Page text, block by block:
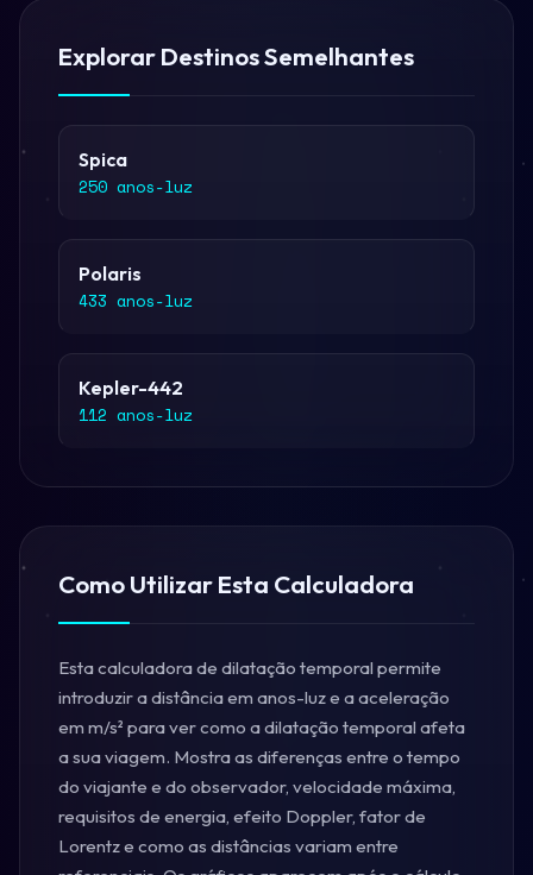
Explorar Destinos Semelhantes
Spica
250 anos-luz
Polaris
433 anos-luz
Kepler-442
112 anos-luz
Como Utilizar Esta Calculadora
Esta calculadora de dilatação temporal permite
introduzir a distância em anos-luz e a aceleração
em m/s² para ver como a dilatação temporal afeta
a sua viagem. Mostra as diferenças entre o tempo
do viajante e do observador, velocidade máxima,
requisitos de energia, efeito Doppler, fator de
Lorentz e como as distâncias variam entre